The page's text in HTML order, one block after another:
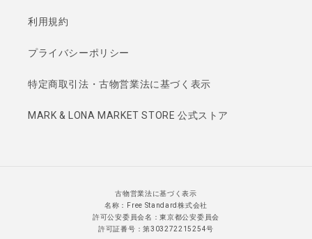
利用規約
プライバシーポリシー
特定商取引法・古物営業法に基づく表示
MARK & LONA MARKET STORE 公式ストア
古物営業法に基づく表示
名称：Free Standard株式会社
許可公安委員会名：東京都公安委員会
許可証番号：第303272215254号